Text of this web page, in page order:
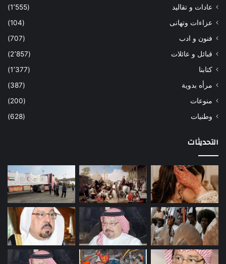
عادات و تقاليد
(1٬555)
عزاءات وتهانى
(104)
فنون و ادب
(707)
قبائل و عائلات
(2٬857)
كتابنا
(1٬377)
مرأه بدوية
(387)
منوعات
(200)
وطنيات
(628)
التحديثات